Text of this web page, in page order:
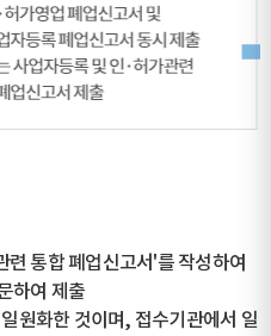
련 통합 폐업신고서'를 작성하여
하여 제출
원화한 것이며, 접수기관에서 일